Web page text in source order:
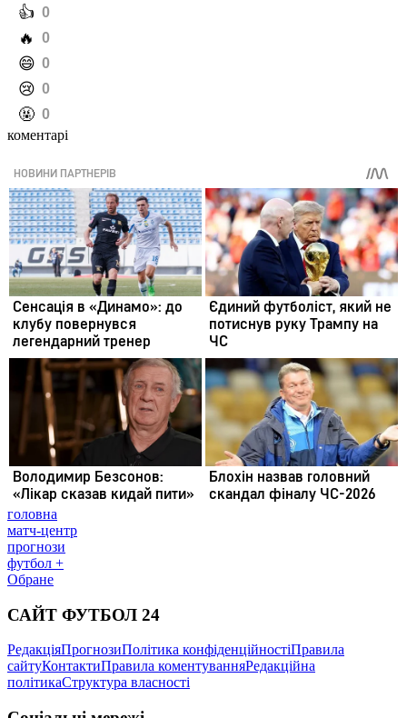
️👍 0
️🔥 0
️😄 0
️😢 0
️🤬 0
коментарі
головна
матч-центр
прогнози
футбол +
Обране
САЙТ ФУТБОЛ 24
РедакціяПрогнозиПолітика конфіденційностіПравила
сайтуКонтактиПравила коментуванняРедакційна
політикаСтруктура власності